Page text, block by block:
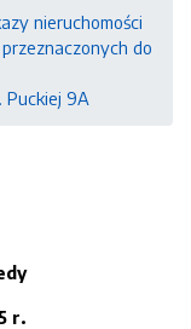
nieruchomości
do
Puckiej 9A
r.